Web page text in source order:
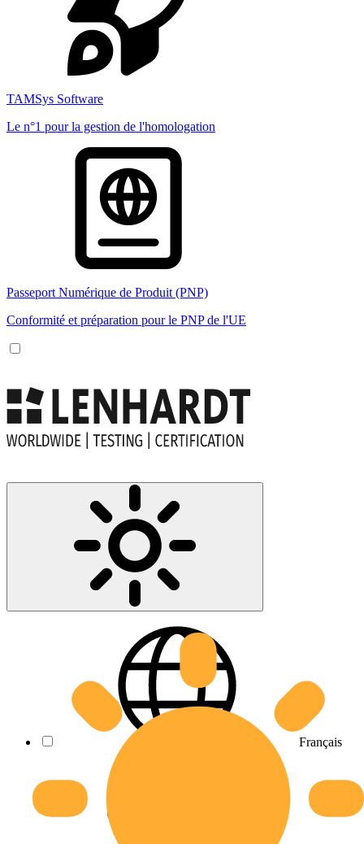
TAMSys Software
Le n°1 pour la gestion de l'homologation
Passeport Numérique de Produit (PNP)
Conformité et préparation pour le PNP de l'UE
Français